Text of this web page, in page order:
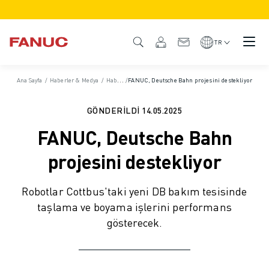
ÜRÜNE GENEL BAKIŞ
CNC FONKSIYONLARI/SEÇENEKLERI
SİMÜLASYON - DIJITAL İKIZ ÇÖZÜMLERI
EĞITIM AMAÇLI CNC ÜRÜNLERI
RETROFIT ÇÖZÜMLERI
TR
Ana Sayfa / Haberler & Medya / Haberler & Basın Bültenleri / Basın Bültenleri
/FANUC, Deutsche Bahn projesini destekliyor
GÖNDERILDI 14.05.2025
FANUC, Deutsche Bahn
projesini destekliyor
Robotlar Cottbus'taki yeni DB bakım tesisinde
taşlama ve boyama işlerini performans
gösterecek.